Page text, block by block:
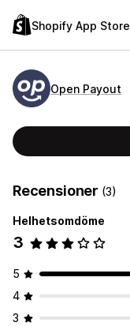
Shopify App Store
Open Payout
Recensioner (3)
Helhetsomdöme
3
5
4
3